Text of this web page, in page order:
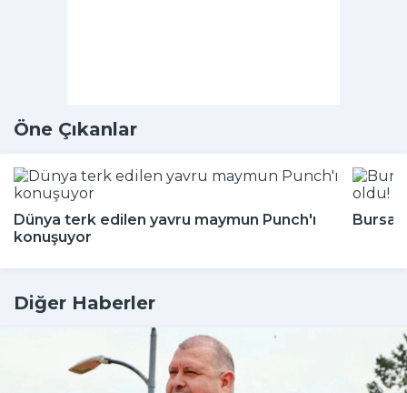
Öne Çıkanlar
Dünya terk edilen yavru maymun Punch'ı
konuşuyor
Diğer Haberler